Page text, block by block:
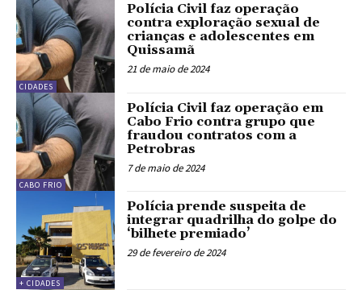
CIDADES
Polícia Civil faz operação
contra exploração sexual de
crianças e adolescentes em
Quissamã
21 de maio de 2024
CABO FRIO
Polícia Civil faz operação em
Cabo Frio contra grupo que
fraudou contratos com a
Petrobras
7 de maio de 2024
+ CIDADES
Polícia prende suspeita de
integrar quadrilha do golpe do
‘bilhete premiado’
29 de fevereiro de 2024